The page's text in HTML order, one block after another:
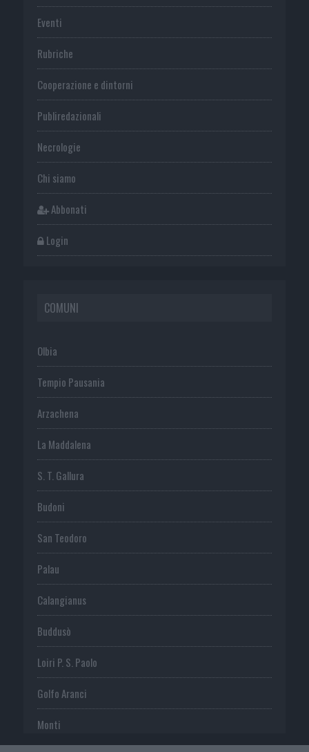
Eventi
Rubriche
Cooperazione e dintorni
Publiredazionali
Necrologie
Chi siamo
Abbonati
Login
COMUNI
Olbia
Tempio Pausania
Arzachena
La Maddalena
S. T. Gallura
Budoni
San Teodoro
Palau
Calangianus
Buddusò
Loiri P. S. Paolo
Golfo Aranci
Monti